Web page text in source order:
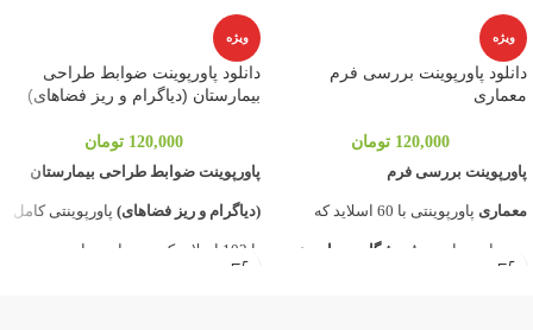
ویژه
دانلود پاورپوینت بررسی فرم
معماری
120,000 تومان
پاورپوینت بررسی فرم
معماری پاورپوینتی با 60 اسلاید که
توسط وبسایت و فروشگاه معماری نوین
ویژه
دانلود پاورپوینت ضوابط طراحی
بیمارستان (دیاگرام و ریز فضاهای)
120,000 تومان
پاورپوینت ضوابط طراحی بیمارستان
(دیاگرام و ریز فضاهای) پاورپوینتی کامل
با 103 اسلاید که توسط وبسایت و